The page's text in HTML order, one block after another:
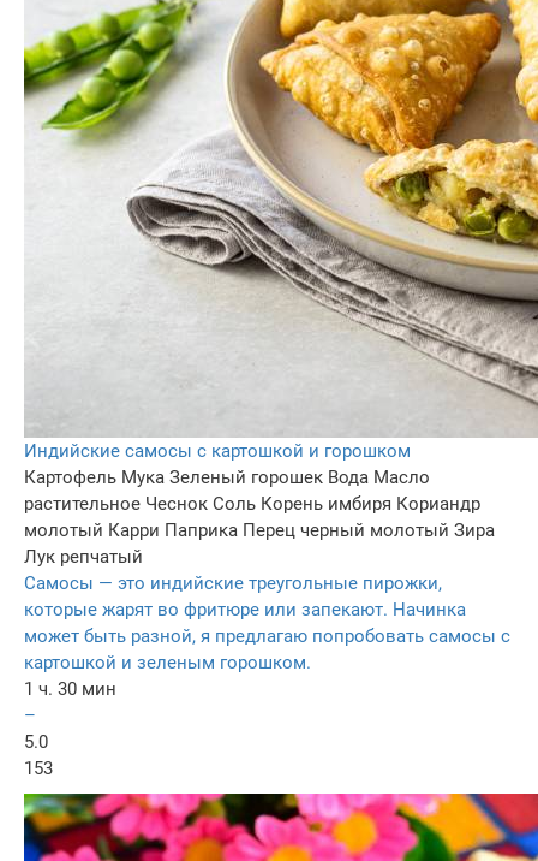
Индийские самосы с картошкой и горошком
Картофель Мука Зеленый горошек Вода Масло
растительное Чеснок Соль Корень имбиря Кориандр
молотый Карри Паприка Перец черный молотый Зира
Лук репчатый
Самосы — это индийские треугольные пирожки,
которые жарят во фритюре или запекают. Начинка
может быть разной, я предлагаю попробовать самосы с
картошкой и зеленым горошком.
1 ч. 30 мин
–
5.0
153